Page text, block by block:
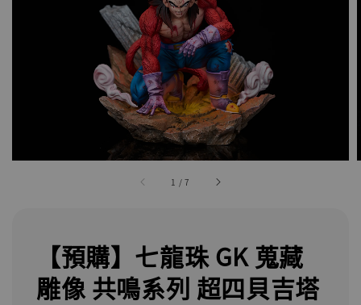
1 /7
【預購】七龍珠 GK 蒐藏
雕像 共鳴系列 超四貝吉塔